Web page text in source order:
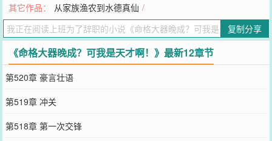
十练，十日可成】\n江平看着命格上的信息，微微有些沉默，因为第
一天还没过去，他好像就要练成了。\n唉？骗人的吧？\n我不是武道
天才？\n觉醒【大器晚成】什么鬼？\n......\n“我遇到过很多天才，可是
他们都叫我天才！”\n一位谨慎的天才能否顺利走到对岸？\n本书又名
【武仙】
您要是觉得《 命格大器晚成？可我是天才啊！
记向您QQ群和微博微信里的朋友推荐哦！
其它作品： 从家族渔农到水德真仙 /
复制分享
《命格大器晚成？可我是天才啊！》最新12章节
第520章 豪言壮语
第519章 冲关
第518章 第一次交锋